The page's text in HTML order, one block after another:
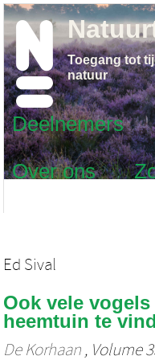
Deelnemers
Over ons
Toegang tot
natuur
Ed Sival
Ook vele
heemtuin te
De Korhaan , Volume